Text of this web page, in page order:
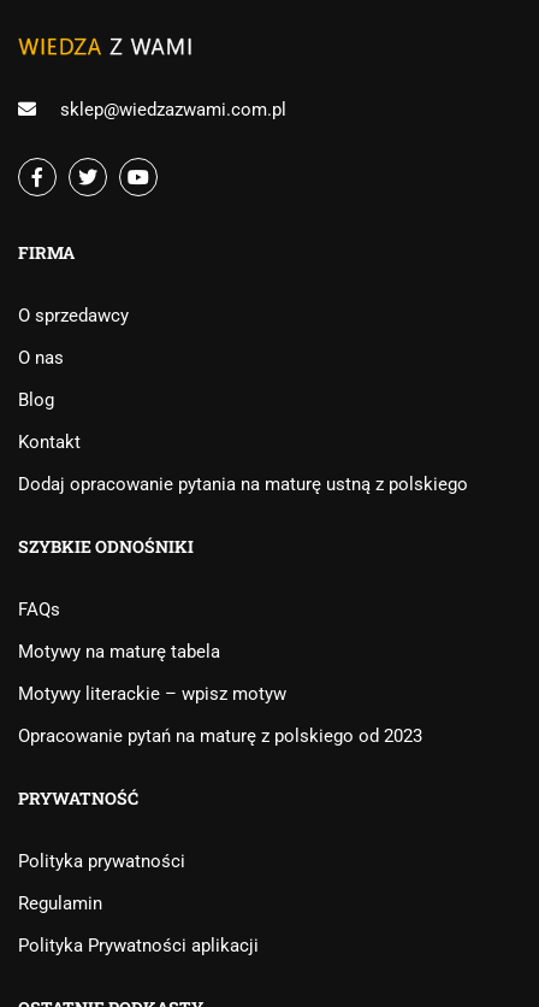
sklep@wiedzazwami.com.pl
FIRMA
O sprzedawcy
O nas
Blog
Kontakt
Dodaj opracowanie pytania na maturę ustną z polskiego
SZYBKIE ODNOŚNIKI
FAQs
Motywy na maturę tabela
Motywy literackie – wpisz motyw
Opracowanie pytań na maturę z polskiego od 2023
PRYWATNOŚĆ
Polityka prywatności
Regulamin
Polityka Prywatności aplikacji